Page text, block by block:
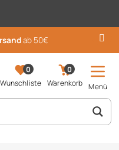
ab 50€
0
Wunschliste
0
Warenkorb
Menü